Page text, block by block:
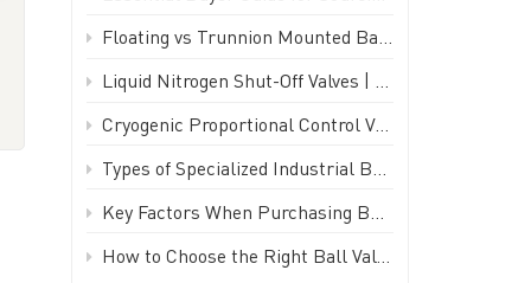
Polski
한국의
Tiếng Việt
Floating vs Trunnion Mounted Ball Valves: How to Choose - GEKO Valve
Liquid Nitrogen Shut-Off Valves | -196°C Cryogenic Isolation Valve - GEKO Valve
Cryogenic Proportional Control Valve | Stainless Steel IP65 PWM Low Temperature Valve - GEKO Valve
Types of Specialized Industrial Ball Valves for Unique Piping Applications | GEKO Valve
Key Factors When Purchasing Ball Valves for Piping Systems | GEKO Valve
How to Choose the Right Ball Valve for Industrial Applications | GEKO Valve